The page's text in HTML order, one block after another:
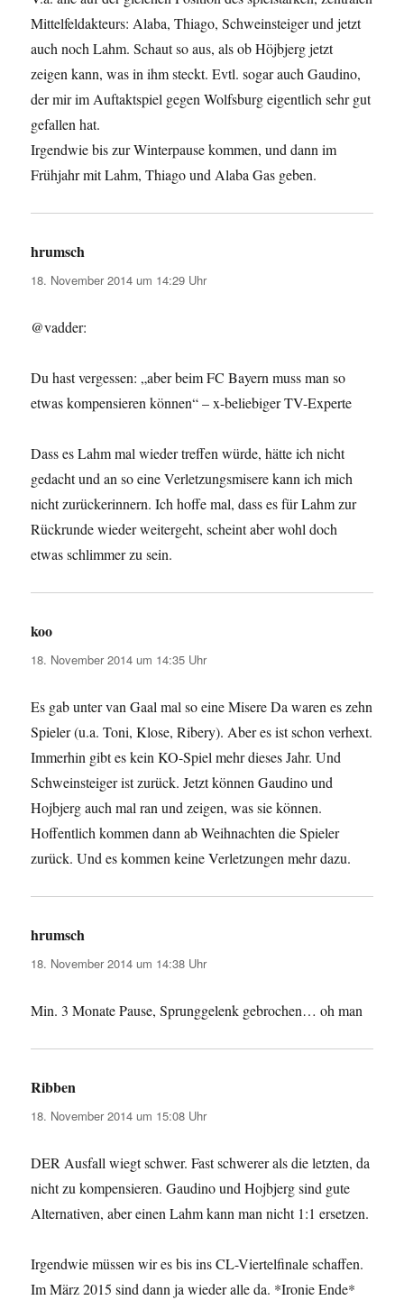
Mittelfeldakteurs: Alaba, Thiago, Schweinsteiger und jetzt
auch noch Lahm. Schaut so aus, als ob Höjbjerg jetzt
zeigen kann, was in ihm steckt. Evtl. sogar auch Gaudino,
der mir im Auftaktspiel gegen Wolfsburg eigentlich sehr gut
gefallen hat.
Irgendwie bis zur Winterpause kommen, und dann im
Frühjahr mit Lahm, Thiago und Alaba Gas geben.
hrumsch
18. November 2014 um 14:29 Uhr
@vadder:
Du hast vergessen: „aber beim FC Bayern muss man so
etwas kompensieren können“ – x-beliebiger TV-Experte
Dass es Lahm mal wieder treffen würde, hätte ich nicht
gedacht und an so eine Verletzungsmisere kann ich mich
nicht zurückerinnern. Ich hoffe mal, dass es für Lahm zur
Rückrunde wieder weitergeht, scheint aber wohl doch
etwas schlimmer zu sein.
koo
18. November 2014 um 14:35 Uhr
Es gab unter van Gaal mal so eine Misere Da waren es zehn
Spieler (u.a. Toni, Klose, Ribery). Aber es ist schon verhext.
Immerhin gibt es kein KO-Spiel mehr dieses Jahr. Und
Schweinsteiger ist zurück. Jetzt können Gaudino und
Hojbjerg auch mal ran und zeigen, was sie können.
Hoffentlich kommen dann ab Weihnachten die Spieler
zurück. Und es kommen keine Verletzungen mehr dazu.
hrumsch
18. November 2014 um 14:38 Uhr
Min. 3 Monate Pause, Sprunggelenk gebrochen… oh man
Ribben
18. November 2014 um 15:08 Uhr
DER Ausfall wiegt schwer. Fast schwerer als die letzten, da
nicht zu kompensieren. Gaudino und Hojbjerg sind gute
Alternativen, aber einen Lahm kann man nicht 1:1 ersetzen.
Irgendwie müssen wir es bis ins CL-Viertelfinale schaffen.
Im März 2015 sind dann ja wieder alle da. *Ironie Ende*